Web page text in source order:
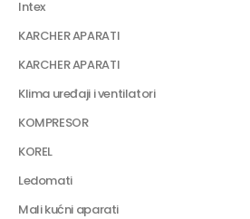
Intex
KARCHER APARATI
KARCHER APARATI
Klima uređaji i ventilatori
KOMPRESOR
KOREL
Ledomati
Mali kućni aparati